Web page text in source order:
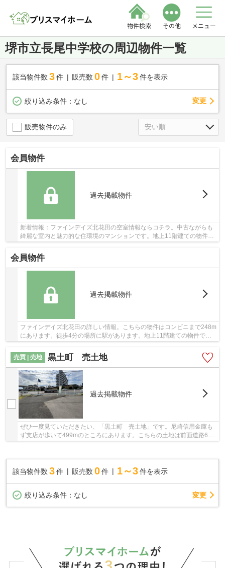
物件検索 その他 メニュー
堺市立長尾中学校の周辺物件一覧
該当物件数 3件 販売数 0 件 1～3 件を表示
絞り込み条件： なし 変更
販売物件のみ
会員物件
過去掲載物件
新着情報：ファインデイズ北花田の空室情報ならコチラ。中古ながらも
綺麗な室内と魅力的な住環境のマンションです。地上11階建ての物件で
会員物件
過去掲載物件
ファインデイズ北花田の詳しい情報。こちらの物件はコンビニまで248m
にあります。徒歩4分の場所に駅があります。地上11階建ての物件で
売買 | 売地
黒土町 売土地
過去掲載物件
ぜひ一度見ていただきたい、「黒土町 売土地」です。尼崎信用金庫も
ず支店が歩いて499mのところにあります。こちらの土地は前面道路6m
該当物件数 3件 販売数 0 件 1～3 件を表示
絞り込み条件： なし 変更